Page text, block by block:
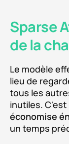
Sparse
de la
Le modèle
lieu de
tous les
inutiles.
économise
un temps